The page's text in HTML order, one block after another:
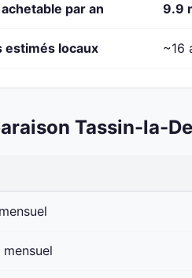
par an 9.9
estimés locaux ~16
Tassin-la-